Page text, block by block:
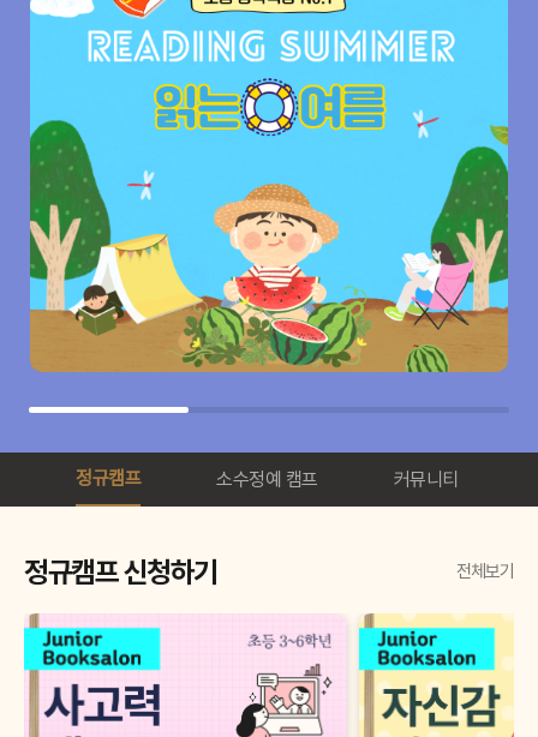
정규캠프 소수정예 캠프 커뮤니티
정규캠프 신청하기 전체보기